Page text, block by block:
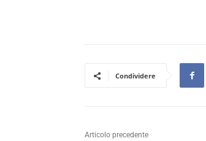
Condividere
Articolo precedente